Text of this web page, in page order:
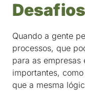
Desafios
Quando a gente
processos, que
para as
importantes,
que a mesma